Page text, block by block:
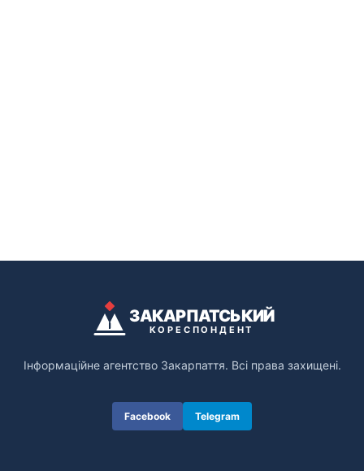
ЗАКАРПАТСЬКИЙ
КОРЕСПОНДЕНТ
Інформаційне агентство Закарпаття. Всі права захищені.
Facebook Telegram